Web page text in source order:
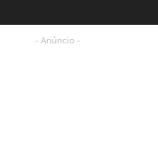
- Anúncio -